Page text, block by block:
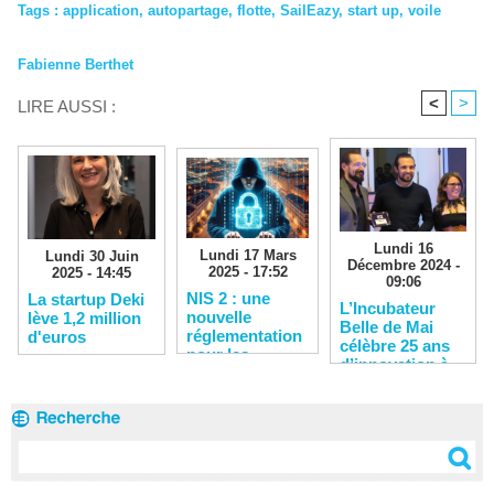
Tags : application, autopartage, flotte, SailEazy, start up, voile
Fabienne Berthet
LIRE AUSSI : < >
Lundi 30 Juin
2025 - 14:45
La startup Deki
lève 1,2 million
d'euros
Lundi 17 Mars
2025 - 17:52
NIS 2 : une
nouvelle
réglementation
pour les
Lundi 16
Décembre 2024 -
09:06
L’Incubateur
Belle de Mai
célèbre 25 ans
d’innovation à